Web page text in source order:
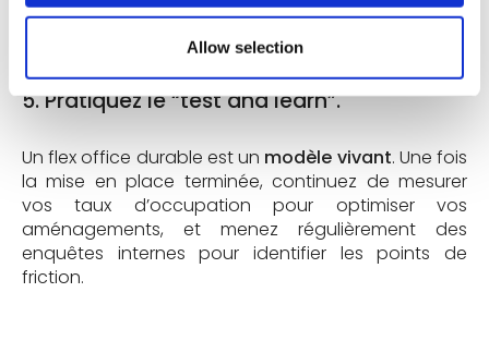
Allow selection
sur la collaboration.
5. Pratiquez le “test and learn”.
Un flex office durable est un modèle vivant. Une fois
la mise en place terminée, continuez de mesurer
vos taux d’occupation pour optimiser vos
aménagements, et menez régulièrement des
enquêtes internes pour identifier les points de
friction.